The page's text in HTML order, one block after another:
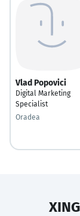
Vlad Popovici
Digital Marketing
Specialist
Oradea